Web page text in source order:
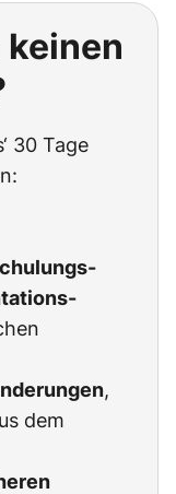
keinen
30 Tage
,
dem